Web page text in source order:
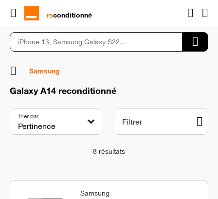
rɘconditionné
Samsung
Galaxy A14 reconditionné
8 résultats
Trier par
Filtrer
Samsung